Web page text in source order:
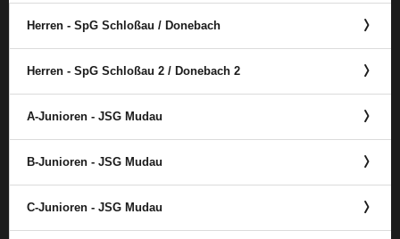
Herren - SpG Schloßau /​ Donebach
Herren - SpG Schloßau 2 /​ Donebach 2
A-Junioren - JSG Mudau
B-Junioren - JSG Mudau
C-Junioren - JSG Mudau